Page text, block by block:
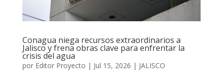
Conagua niega recursos extraordinarios a
Jalisco y frena obras clave para enfrentar la
crisis del agua
por Editor Proyecto | Jul 15, 2026 | JALISCO